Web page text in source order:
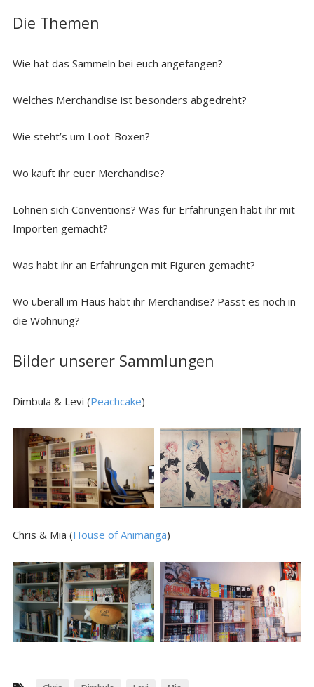
Die Themen
Wie hat das Sammeln bei euch angefangen?
Welches Merchandise ist besonders abgedreht?
Wie steht’s um Loot-Boxen?
Wo kauft ihr euer Merchandise?
Lohnen sich Conventions? Was für Erfahrungen habt ihr mit
Importen gemacht?
Was habt ihr an Erfahrungen mit Figuren gemacht?
Wo überall im Haus habt ihr Merchandise? Passt es noch in
die Wohnung?
Bilder unserer Sammlungen
Dimbula & Levi (Peachcake)
Chris & Mia (House of Animanga)